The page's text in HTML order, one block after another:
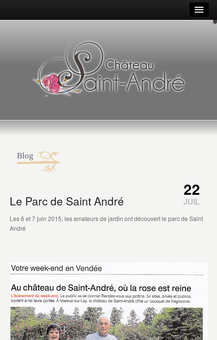
Blog
Le Parc de Saint André
Les 6 et 7 juin 2015, les amateurs de jardin ont découvert le parc de Saint
André
22
JUIL